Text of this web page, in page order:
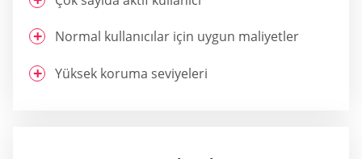
Normal kullanıcılar için uygun maliyetler
Yüksek koruma seviyeleri